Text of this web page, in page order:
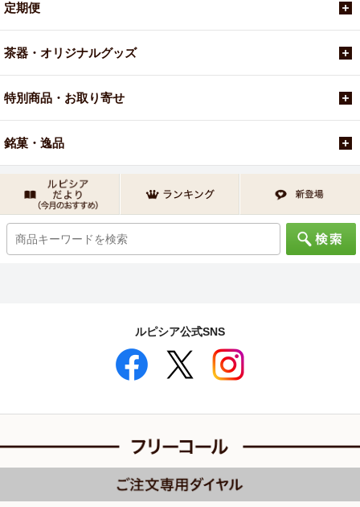
定期便
茶器・オリジナルグッズ
特別商品・お取り寄せ
銘菓・逸品
ルピシア公式SNS